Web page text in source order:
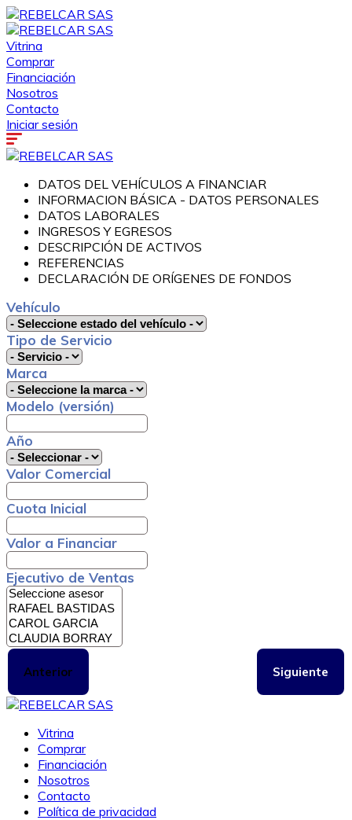
Vitrina
Comprar
Financiación
Nosotros
Contacto
Iniciar sesión
DATOS DEL VEHÍCULOS A FINANCIAR
INFORMACION BÁSICA - DATOS PERSONALES
DATOS LABORALES
INGRESOS Y EGRESOS
DESCRIPCIÓN DE ACTIVOS
REFERENCIAS
DECLARACIÓN DE ORÍGENES DE FONDOS
Vehículo
Tipo de Servicio
Marca
Modelo (versión)
Año
Valor Comercial
Cuota Inicial
Valor a Financiar
Ejecutivo de Ventas
Anterior Siguiente
Vitrina
Comprar
Financiación
Nosotros
Contacto
Política de privacidad